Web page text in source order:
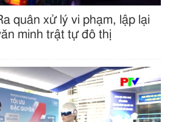
quân xử lý vi phạm, lập lại
minh trật tự đô thị